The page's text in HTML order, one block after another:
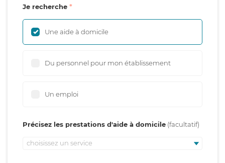
Je recherche
Une aide à domicile
Du personnel pour mon établissement
Un emploi
Précisez les prestations d'aide à domicile
choisissez un service